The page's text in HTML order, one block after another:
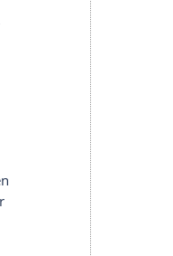
mit Stehhöhe
, sodass kein
können
Die
was